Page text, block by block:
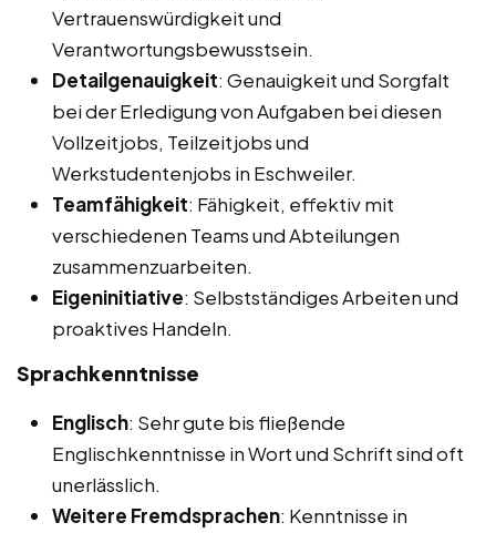
Vertrauenswürdigkeit und
Verantwortungsbewusstsein.
Detailgenauigkeit: Genauigkeit und Sorgfalt
bei der Erledigung von Aufgaben bei diesen
Vollzeitjobs, Teilzeitjobs und
Werkstudentenjobs in Eschweiler.
Teamfähigkeit: Fähigkeit, effektiv mit
verschiedenen Teams und Abteilungen
zusammenzuarbeiten.
Eigeninitiative: Selbstständiges Arbeiten und
proaktives Handeln.
Sprachkenntnisse
Englisch: Sehr gute bis fließende
Englischkenntnisse in Wort und Schrift sind oft
unerlässlich.
Weitere Fremdsprachen: Kenntnisse in